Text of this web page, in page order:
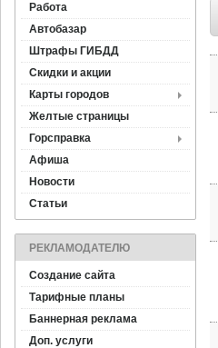
Работа
Автобазар
Штрафы ГИБДД
Скидки и акции
Карты городов
Желтые страницы
Горсправка
Афиша
Новости
Статьи
РЕКЛАМОДАТЕЛЮ
Создание сайта
Тарифные планы
Баннерная реклама
Доп. услуги